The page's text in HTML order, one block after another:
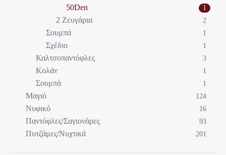
50Den 1
2 Ζευγάρια 2
Σουμπά 1
Σχέδιο 1
Καλτσοπαντόφλες 3
Κολάν 1
Σουμπά 1
Μαγιό 124
Νυφικό 16
Παντόφλες/Σαγιονάρες 93
Πυτζάμες/Νυχτικά 201